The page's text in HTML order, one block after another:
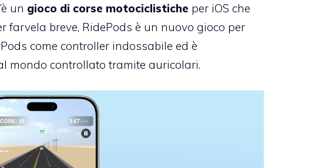
un gioco di corse motociclistiche per iOS che
farvela breve, RidePods è un nuovo gioco per
come controller indossabile ed è
mondo controllato tramite auricolari.